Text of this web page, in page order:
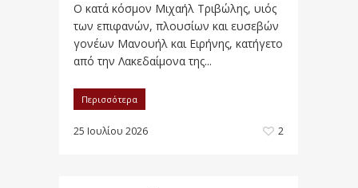
Ο κατά κόσμον Μιχαήλ Τριβώλης, υιός
των επιφανών, πλουσίων και ευσεβών
γονέων Μανουήλ και Ειρήνης, κατήγετο
από την Λακεδαίμονα της...
Περισσότερα
25 Ιουλίου 2026 2